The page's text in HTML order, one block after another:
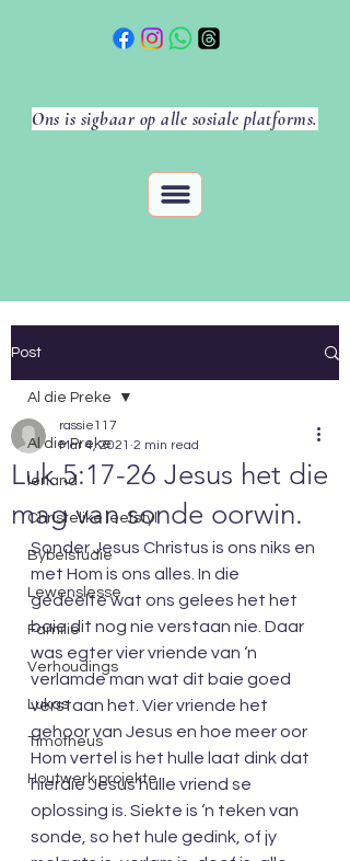
Ons is sigbaar op alle sosiale platforms.
Post
Al die Preke
Ierland
Christelike leefstyl
Bybelstudie
Lewenslesse
Familie
Verhoudings
Lukas
Timotheus
Houtwerk projekte
Al die Preke
Luk 5:17-26 Jesus het die
mag van sonde oorwin.
rassie117
Mar 4, 2021 2 min read
Sonder Jesus Christus is ons niks en
met Hom is ons alles. In die
gedeelte wat ons gelees het het
baie dit nog nie verstaan nie. Daar
was egter vier vriende van ‘n
verlamde man wat dit baie goed
verstaan het. Vier vriende het
gehoor van Jesus en hoe meer oor
Hom vertel is het hulle laat dink dat
hierdie Jesus hulle vriend se
oplossing is. Siekte is ‘n teken van
sonde, so het hule gedink, of jy